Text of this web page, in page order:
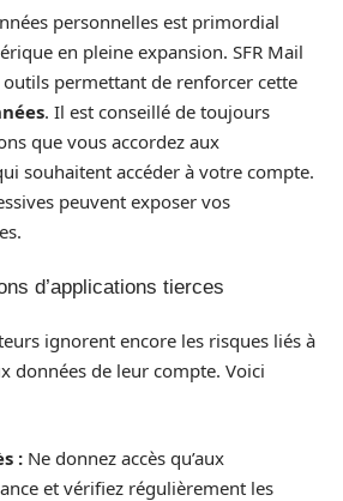
personnelles est primordial
en pleine expansion. SFR Mail
permettant de renforcer cette
. Il est conseillé de toujours
que vous accordez aux
souhaitent accéder à votre compte.
peuvent exposer vos
d’applications tierces
ignorent encore les risques liés à
données de leur compte. Voici
: Ne donnez accès qu’aux
et vérifiez régulièrement les